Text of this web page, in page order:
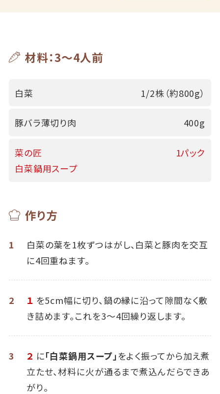
材料：3～4人前
白菜 1/2株（約800g）
豚バラ薄切り肉 400g
菜の匠
白菜鍋用スープ
1パック
作り方
1
白菜の葉を1枚ずつはがし、白菜と豚肉を交互
に4回重ねます。
2 １ を5cm幅に切り、鍋の縁に沿って隙間なく敷
き詰めます。これを3～4回繰り返します。
3 ２ に「白菜鍋用スープ」をよく振ってから加え煮
立たせ、材料に火が通るまで煮込んだらできあ
がり。